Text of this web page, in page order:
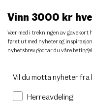
Vinn 3000 kr
Vær med i trekningen av gavekort
først ut med nyheter og
nyhetsbrev godtar du våre
Vil du motta nyheter fra
Herreavdeling